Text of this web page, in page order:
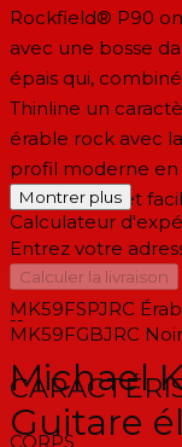
Rockfield® P90
avec une bosse
épais qui,
Thinline un
érable rock avec
profil moderne en
confortable et
MK59FSPJRC
MK59FGBJRC
CORPS
Montrer plus
Calculateur
Entrez votre
Calculer la livraison
--
Michael
Guitare